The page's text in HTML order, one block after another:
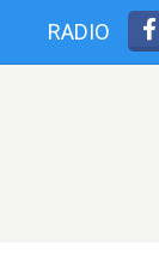
RADIO